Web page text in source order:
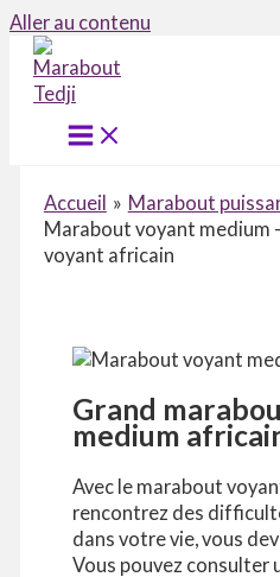
Aller au contenu
Accueil
Marabout
Marabout voyant medium
voyant africain
Grand
medium
Avec le marabout
rencontrez des
dans votre vie, vous
Vous pouvez consulter